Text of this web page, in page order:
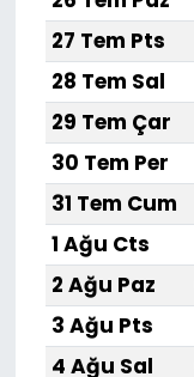
27 Tem Pts
28 Tem Sal
29 Tem Çar
30 Tem Per
31 Tem Cum
1 Ağu Cts
2 Ağu Paz
3 Ağu Pts
4 Ağu Sal